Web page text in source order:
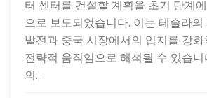
터 센터를 건설할 계획을 초기 단계
으로 보도되었습니다. 이는 테슬라
발전과 중국 시장에서의 입지를 강
전략적 움직임으로 해석될 수 있습니
의...